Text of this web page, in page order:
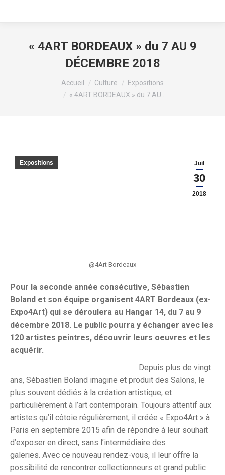
« 4ART BORDEAUX » du 7 AU 9
DÉCEMBRE 2018
Accueil Culture
Expositions
« 4ART BORDEAUX » du 7 AU…
Juil
30
2018
Expositions
@4Art Bordeaux
Pour la seconde année consécutive, Sébastien
Boland et son équipe organisent 4ART Bordeaux (ex-
Expo4Art) qui se déroulera au Hangar 14, du 7 au 9
décembre 2018. Le public pourra y échanger avec les
120 artistes peintres, découvrir leurs oeuvres et les
acquérir.
Depuis plus de vingt
ans, Sébastien Boland imagine et produit des Salons, le
plus souvent dédiés à la création artistique, et
particulièrement à l’art contemporain. Toujours attentif aux
artistes qu’il côtoie régulièrement, il créée « Expo4Art » à
Paris en septembre 2015 afin de répondre à leur souhait
d’exposer en direct, sans l’intermédiaire des
galeries. Avec ce nouveau rendez-vous, il leur offre la
possibilité de rencontrer collectionneurs et grand public